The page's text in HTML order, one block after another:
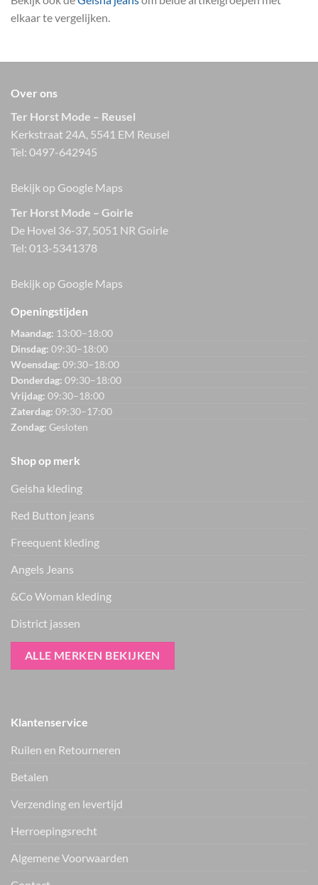
elkaar te vergelijken.
Over ons
Ter Horst Mode – Reusel
Kerkstraat 24A, 5541 EM Reusel
Tel: 0497-642945
Bekijk op Google Maps
Ter Horst Mode – Goirle
De Hovel 36-37, 5051 NR Goirle
Tel: 013-5341378
Bekijk op Google Maps
Openingstijden
Maandag: 13:00–18:00
Dinsdag: 09:30–18:00
Woensdag: 09:30–18:00
Donderdag: 09:30–18:00
Vrijdag: 09:30–18:00
Zaterdag: 09:30–17:00
Zondag: Gesloten
Shop op merk
Geisha kleding
Red Button jeans
Freequent kleding
Angels Jeans
&Co Woman kleding
District jassen
ALLE MERKEN BEKIJKEN
Klantenservice
Ruilen en Retourneren
Betalen
Verzending en levertijd
Herroepingsrecht
Algemene Voorwaarden
Nieuwe items als eerste zien — geen spam, gewoon af en toe een